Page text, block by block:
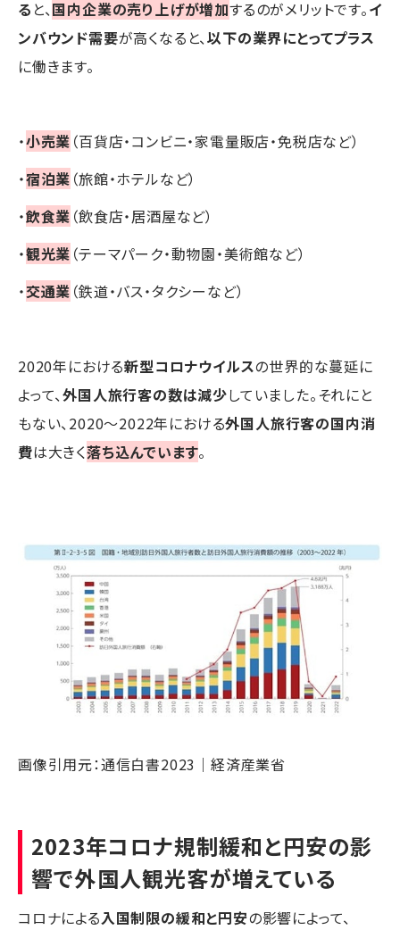
る と、国内企業の売り上げが増加するのがメリットです。イ
ンバウンド需要が高くなると、以下の業界にとってプラス
に働きます。
・小売業 （百貨店・コンビニ・家電量販店・免税店など）
・宿泊業 （旅館・ホテルなど）
・飲食業 （飲食店・居酒屋など）
・観光業 （テーマパーク・動物園・美術館など）
・交通業 （鉄道・バス・タクシーなど）
2020年における新型コロナウイルスの世界的な蔓延に
よって、外国人旅行客の数は減少していました。それにと
もない、2020～2022年における外国人旅行客の国内消
費は大きく落ち込んでいます。
画像引用元：通信白書2023｜経済産業省
2023年コロナ規制緩和と円安の影
響で外国人観光客が増えている
コロナによる入国制限の緩和と円安の影響によって、